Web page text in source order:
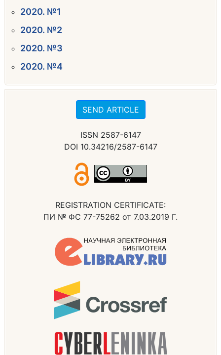
SEND ARTICLE
ISSN 2587-6147
DOI 10.34216/2587-6147
REGISTRATION CERTIFICATE:
ПИ № ФС 77-75262 от 7.03.2019 Г.
2020. №1
2020. №2
2020. №3
2020. №4